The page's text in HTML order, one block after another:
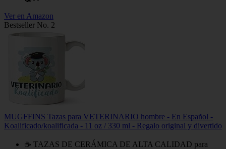
Ver en Amazon
Bestseller No. 2
MUGFFINS Tazas para VETERINARIO hombre - En Español -
Koalificado/koalificada - 11 oz / 330 ml - Regalo original y divertido
☕ TAZAS DE CERÁMICA DE ALTA CALIDAD para